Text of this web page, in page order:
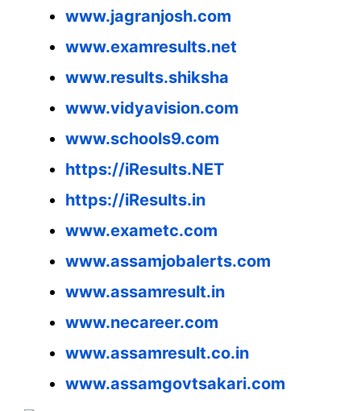
www.jagranjosh.com
www.examresults.net
www.results.shiksha
www.vidyavision.com
www.schools9.com
https://iResults.NET
https://iResults.in
www.exametc.com
www.assamjobalerts.com
www.assamresult.in
www.necareer.com
www.assamresult.co.in
www.assamgovtsakari.com